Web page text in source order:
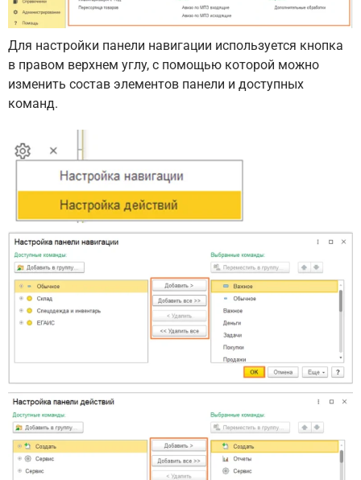
Для настройки панели навигации используется кнопка
в правом верхнем углу, с помощью которой можно
изменить состав элементов панели и доступных
команд.